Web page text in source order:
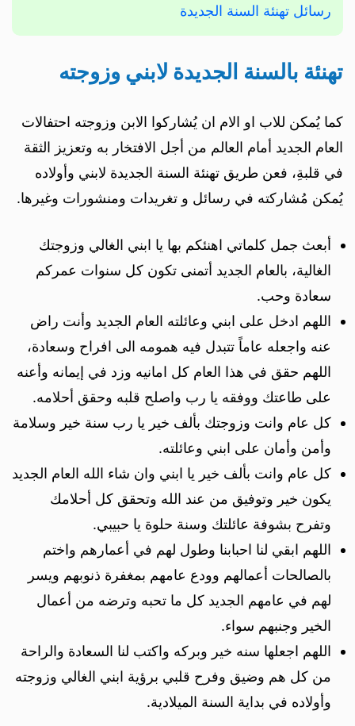
رسائل تهنئة السنة الجديدة
تهنئة بالسنة الجديدة لابني وزوجته
كما يُمكن للاب او الام ان يُشاركوا الابن وزوجته احتفالات
العام الجديد أمام العالم من أجل الافتخار به وتعزيز الثقة
في قلبةِ، فعن طريق تهنئة السنة الجديدة لابني وأولاده
يُمكن مُشاركته في رسائل و تغريدات ومنشورات وغيرها.
أبعث جمل كلماتي اهنئكم بها يا ابني الغالي وزوجتك
الغالية، بالعام الجديد أتمنى تكون كل سنوات عمركم
سعادة وحب.
اللهم ادخل على ابني وعائلته العام الجديد وأنت راض
عنه واجعله عاماً تتبدل فيه همومه الى افراح وسعادة،
اللهم حقق في هذا العام كل امانيه وزد في إيمانه وأعنه
على طاعتك ووفقه يا رب واصلح قلبه وحقق أحلامه.
كل عام وانت وزوجتك بألف خير يا رب سنة خير وسلامة
وأمن وأمان على ابني وعائلته.
كل عام وانت بألف خير يا ابني وان شاء الله العام الجديد
يكون خير وتوفيق من عند الله وتحقق كل أحلامك
وتفرح بشوفة عائلتك وسنة حلوة يا حبيبي.
اللهم ابقي لنا احبابنا وطول لهم في أعمارهم واختم
بالصالحات أعمالهم وودع عامهم بمغفرة ذنوبهم ويسر
لهم في عامهم الجديد كل ما تحبه وترضه من أعمال
الخير وجنبهم سواء.
اللهم اجعلها سنه خير وبركه واكتب لنا السعادة والراحة
من كل هم وضيق وفرح قلبي برؤية ابني الغالي وزوجته
وأولاده في بداية السنة الميلادية.